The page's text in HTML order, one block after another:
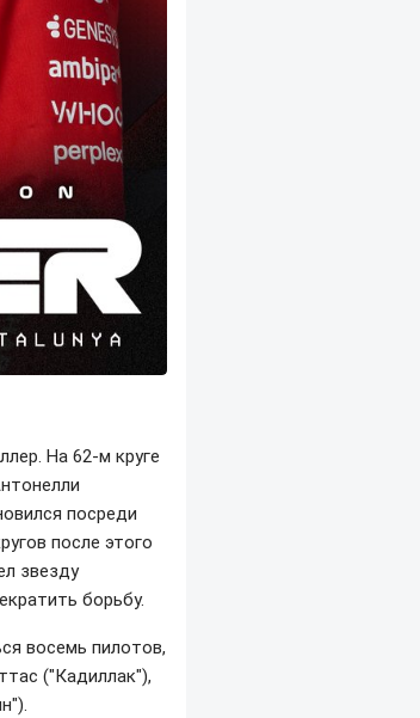
На 62-м круге
посреди
после этого
звезду
борьбу.
восемь пилотов,
("Кадиллак"),